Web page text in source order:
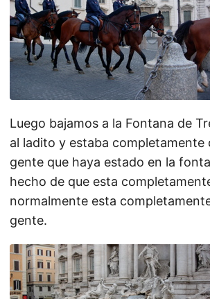
Luego bajamos a la Fontana de
al ladito y estaba completamente
gente que haya estado en la
hecho de que esta
normalmente esta
gente.